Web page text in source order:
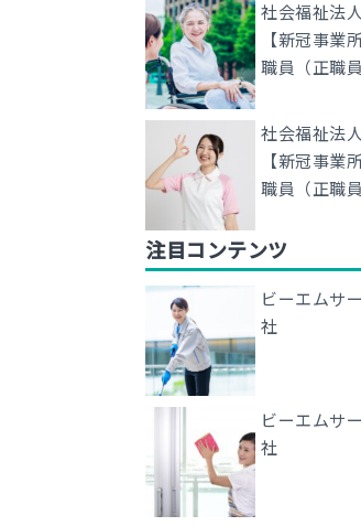
社会福祉法
【新冠事業
職員（正職員
社会福祉法
【新冠事業
職員（正職員
注目コンテンツ
ビーエムサ
社
ビーエムサ
社